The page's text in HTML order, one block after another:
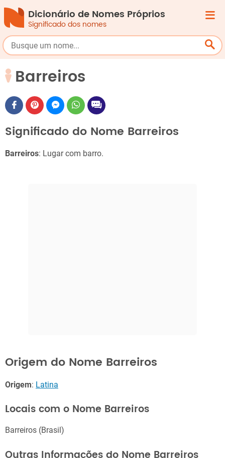
Dicionário de Nomes Próprios
Significado dos nomes
Barreiros
Significado do Nome Barreiros
Barreiros: Lugar com barro.
Origem do Nome Barreiros
Origem: Latina
Locais com o Nome Barreiros
Barreiros (Brasil)